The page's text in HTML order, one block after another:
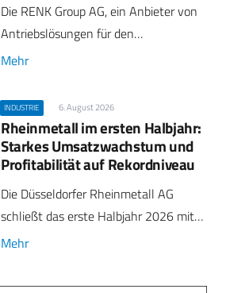
Die RENK Group AG, ein Anbieter von
Antriebslösungen für den…
Mehr
INDUSTRIE 6. August 2026
Rheinmetall im ersten Halbjahr:
Starkes Umsatzwachstum und
Profitabilität auf Rekordniveau
Die Düsseldorfer Rheinmetall AG
schließt das erste Halbjahr 2026 mit…
Mehr